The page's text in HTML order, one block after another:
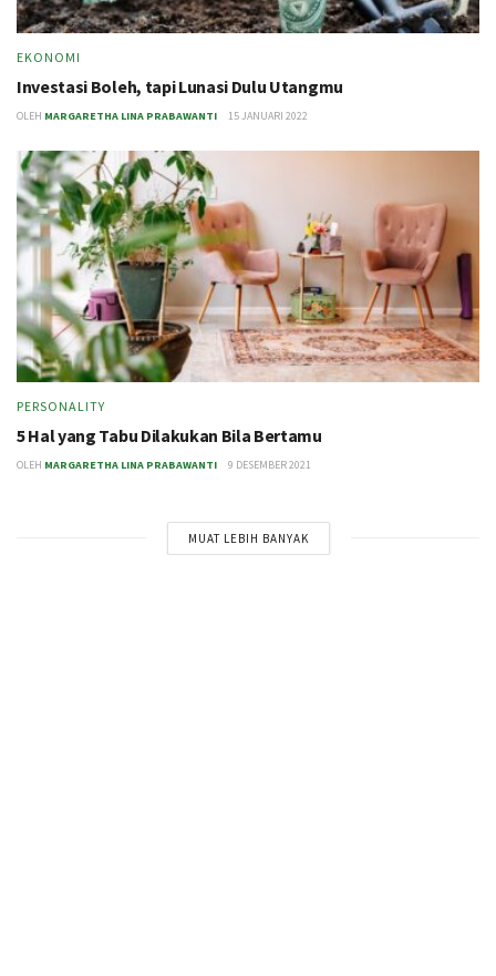
EKONOMI
Investasi Boleh, tapi Lunasi Dulu Utangmu
OLEH MARGARETHA LINA PRABAWANTI 15 JANUARI 2022
PERSONALITY
5 Hal yang Tabu Dilakukan Bila Bertamu
OLEH MARGARETHA LINA PRABAWANTI 9 DESEMBER 2021
MUAT LEBIH BANYAK